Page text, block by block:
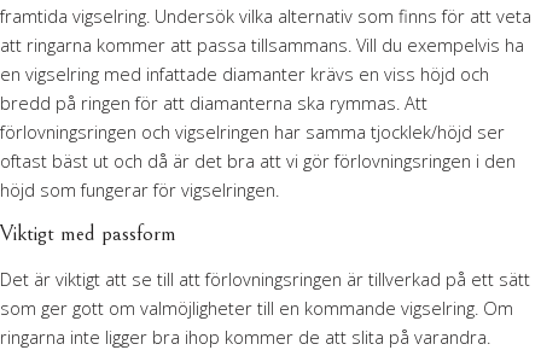
framtida vigselring. Undersök vilka alternativ som finns för att veta
att ringarna kommer att passa tillsammans. Vill du exempelvis ha
en vigselring med infattade diamanter krävs en viss höjd och
bredd på ringen för att diamanterna ska rymmas. Att
förlovningsringen och vigselringen har samma tjocklek/höjd ser
oftast bäst ut och då är det bra att vi gör förlovningsringen i den
höjd som fungerar för vigselringen.
Viktigt med passform
Det är viktigt att se till att förlovningsringen är tillverkad på ett sätt
som ger gott om valmöjligheter till en kommande vigselring. Om
ringarna inte ligger bra ihop kommer de att slita på varandra.